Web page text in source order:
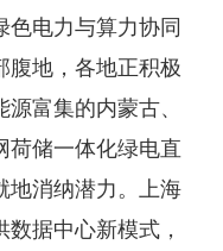
色电力与算力协同
腹地，各地正积极
富集的内蒙古、
荷储一体化绿电直
地消纳潜力。上海
据中心新模式，